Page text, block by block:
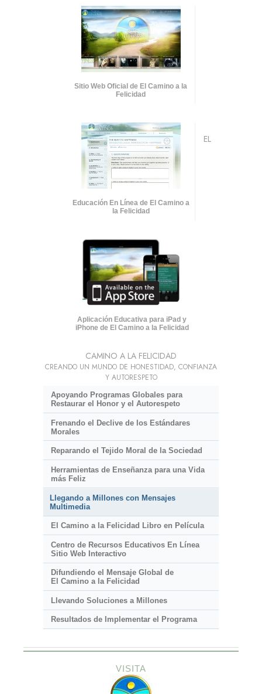
Sitio Web Oficial de El Camino a la
Felicidad
Educación En Línea de El Camino a
la Felicidad
Aplicación Educativa para iPad y
iPhone de El Camino a la Felicidad
EL
CAMINO A LA FELICIDAD
CREANDO UN MUNDO DE HONESTIDAD, CONFIANZA
Y AUTORESPETO
Apoyando Programas Globales para
Restaurar el Honor y el Autorespeto
Frenando el Declive de los Estándares
Morales
Reparando el Tejido Moral de la Sociedad
Herramientas de Enseñanza para una Vida
más Feliz
Llegando a Millones con Mensajes
Multimedia
El Camino a la Felicidad Libro en Película
Centro de Recursos Educativos En Línea
Sitio Web Interactivo
Difundiendo el Mensaje Global de
El Camino a la Felicidad
Llevando Soluciones a Millones
Resultados de Implementar el Programa
VISITA